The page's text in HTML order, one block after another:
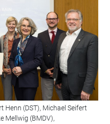
Henn (DST), Michael Seifert
Mellwig (BMDV),